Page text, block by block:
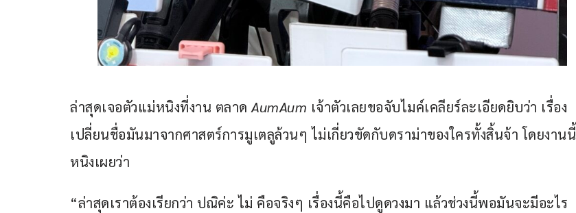
ล่าสุดเจอตัวแม่หนิงที่งาน ตลาด AumAum เจ้าตัวเลยขอจับไมค์เคลียร์ละเอียดยิบว่า เรื่อง
เปลี่ยนชื่อมันมาจากศาสตร์การมูเตลูล้วนๆ ไม่เกี่ยวขัดกับดราม่าของใครทั้งสิ้นจ้า โดยงานนี้
หนิงเผยว่า
“ล่าสุดเราต้องเรียกว่า ปณิค่ะ ไม่ คือจริงๆ เรื่องนี้คือไปดูดวงมา แล้วช่วงนี้พอมันจะมีอะไร